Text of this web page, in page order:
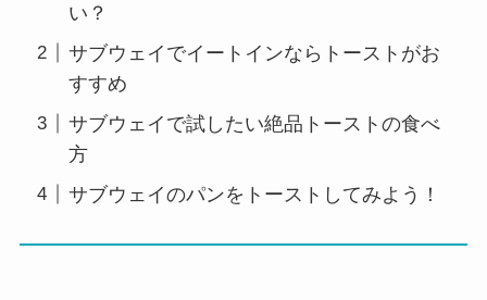
い？
サブウェイでイートインならトーストがお
すすめ
サブウェイで試したい絶品トーストの食べ
方
サブウェイのパンをトーストしてみよう！